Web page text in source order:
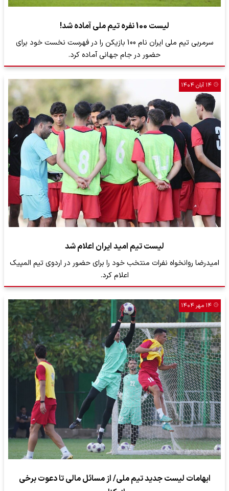
لیست 100 نفره تیم ملی آماده شد!
سرمربی تیم ملی ایران نام 100 بازیکن را در فهرست نخست خود برای
حضور در جام جهانی آماده کرد.
۱۴ آبان ۱۴۰۴
لیست تیم امید ایران اعلام شد
امیدرضا روانخواه نفرات منتخب خود را برای حضور در اردوی تیم المپیک
اعلام کرد.
۱۴ مهر ۱۴۰۴
ابهامات لیست جدید تیم ملی/ از مسائل مالی تا دعوت برخی